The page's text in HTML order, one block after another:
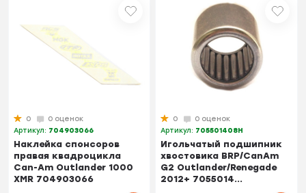
0
0 оценок
Артикул: 704903066
Наклейка спонсоров
правая квадроцикла
Can-Am Outlander 1000
XMR 704903066
0
0 оценок
Артикул: 705501408H
Игольчатый подшипник
хвостовика BRP/CanAm
G2 Outlander/Renegade
2012+ 7055014...